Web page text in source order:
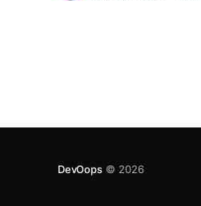
DevOops© 2026